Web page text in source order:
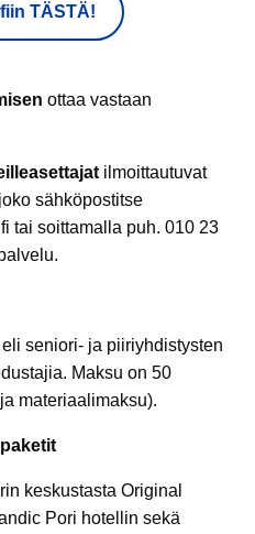
TÄSTÄ!
ottaa vastaan
ilmoittautuvat
sähköpostitse
tai soittamalla puh. 010 23
seniori- ja piiriyhdistysten
Maksu on 50
materiaalimaksu).
keskustasta Original
Pori hotellin sekä